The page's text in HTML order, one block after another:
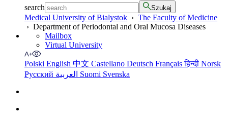
search Szukaj
Medical University of Bialystok › The Faculty of Medicine
› Department of Periodontal and Oral Mucosa Diseases
Mailbox
Virtual University
Polski English 中文 Castellano Deutsch Françaisहिन्दी Norsk
Русский
Suomi Svenska